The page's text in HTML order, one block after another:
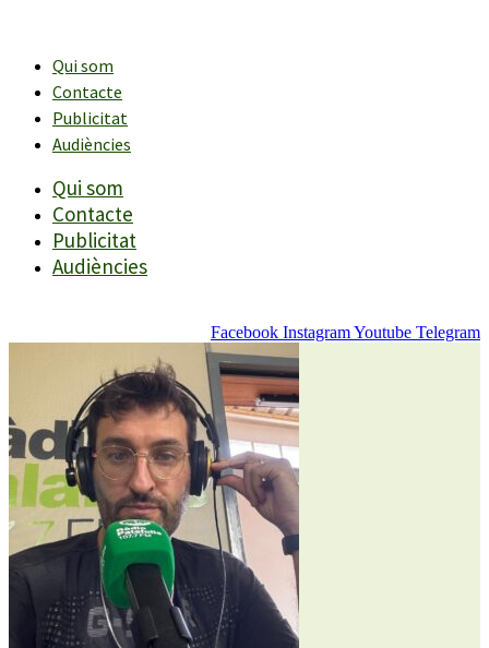
contingutQui som
Contacte
Publicitat
Audiències
Qui som
Contacte
Publicitat
Audiències
Facebook InstagramYoutube Telegram